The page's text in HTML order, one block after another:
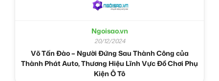
Ngoisao.vn
20/12/2024
Võ Tấn Đào – Người Đứng Sau Thành Công của
Thành Phát Auto, Thương Hiệu Lĩnh Vực Đồ Chơi Phụ
Kiện Ô Tô